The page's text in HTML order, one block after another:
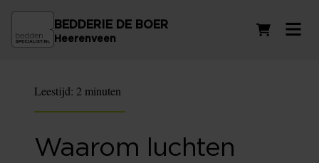
BEDDERIE DE BOER
Heerenveen
Leestijd: 2 minuten
Waarom luchten